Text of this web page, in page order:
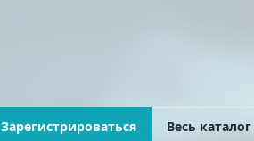
Зарегистрироваться Весь каталог